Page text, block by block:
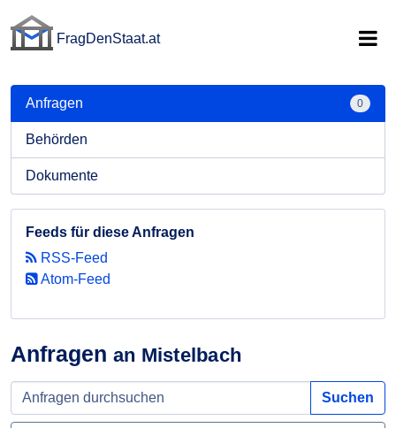
FragDenStaat.at
Anfragen an Mistelbach
Suchen
Anfragen 0
Behörden
Dokumente
Feeds für diese Anfragen
RSS-Feed
Atom-Feed